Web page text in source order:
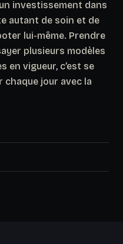
investissement dans
autant de soin et de
lui-même. Prendre
plusieurs modèles
en vigueur, c’est se
chaque jour avec la